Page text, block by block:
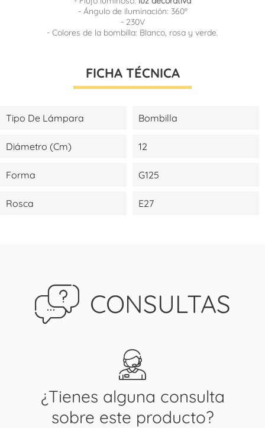
- Ángulo de iluminación: 360º
- 230V
- Colores de la bombilla: Blanco, rosa y verde.
FICHA TÉCNICA
Tipo De Lámpara Bombilla
Diámetro (cm) 12
Forma G125
Rosca E27
CONSULTAS
¿Tienes alguna consulta
sobre este producto?